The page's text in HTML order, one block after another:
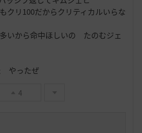
り
クリ100だからクリティカルいらな
いから命中ほしいの たのむジェ
やったぜ
4